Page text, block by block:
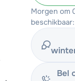
Morgen om
beschikbaar:
Bel
op zo'n op ca.
te
vind je op
een aantal